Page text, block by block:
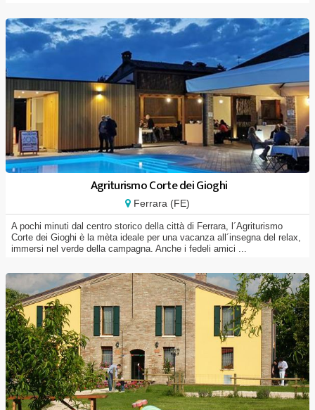
Agriturismo Corte dei Gioghi
Ferrara (FE)
A pochi minuti dal centro storico della città di Ferrara, l´Agriturismo
Corte dei Gioghi è la mèta ideale per una vacanza all´insegna del relax,
immersi nel verde della campagna. Anche i fedeli amici ...